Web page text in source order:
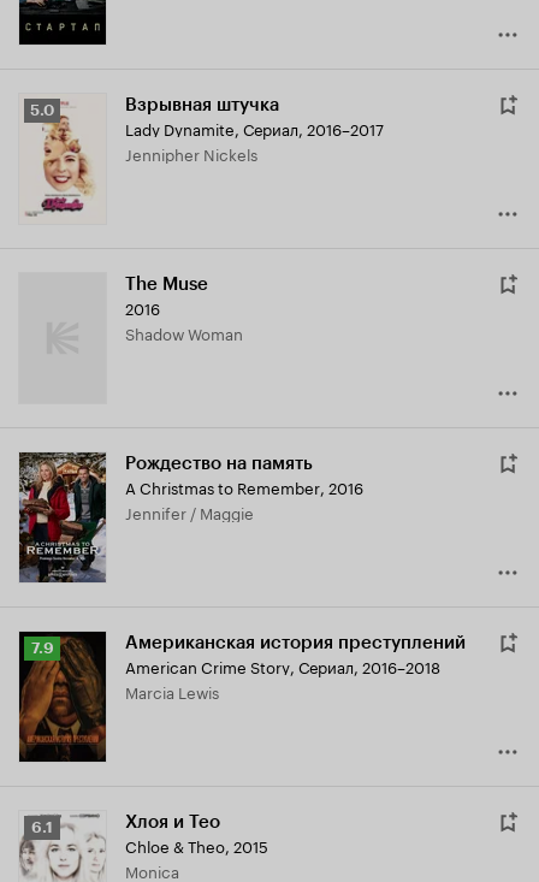
Рейтинг
Кинопоиска
5.0
5.0 Взрывная штучка
Lady Dynamite, Сериал, 2016–2017
Jennipher Nickels
The Muse
2016
Shadow Woman
Рождество на память
A Christmas to Remember, 2016
Jennifer / Maggie
Рейтинг
Кинопоиска
7.9
7.9 Американская история преступлений
American Crime Story, Сериал, 2016–2018
Marcia Lewis
Рейтинг
Кинопоиска
6.1
6.1 Хлоя и Тео
Chloe & Theo, 2015
Monica